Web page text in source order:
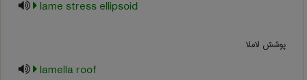
lame stress ellipsoid
پوشش لاملا
lamella roof